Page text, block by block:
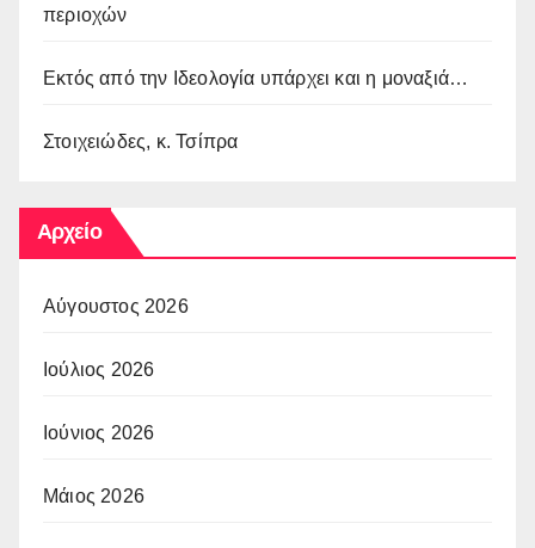
περιοχών
Εκτός από την Ιδεολογία υπάρχει και η μοναξιά…
Στοιχειώδες, κ. Τσίπρα
Αρχείο
Αύγουστος 2026
Ιούλιος 2026
Ιούνιος 2026
Μάιος 2026